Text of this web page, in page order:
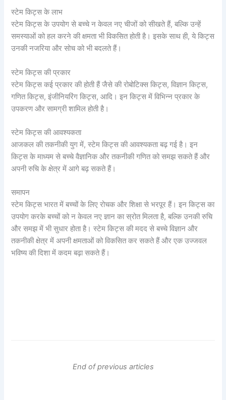
स्टेम किट्स के लाभ
स्टेम किट्स के उपयोग से बच्चे न केवल नए चीजों को सीखते हैं, बल्कि उन्हें
समस्याओं को हल करने की क्षमता भी विकसित होती है। इसके साथ ही, ये किट्स
उनकी नजरिया और सोच को भी बदलते हैं।
स्टेम किट्स की प्रकार
स्टेम किट्स कई प्रकार की होती हैं जैसे की रोबोटिक्स किट्स, विज्ञान किट्स,
गणित किट्स, इंजीनियरिंग किट्स, आदि। इन किट्स में विभिन्न प्रकार के
उपकरण और सामग्री शामिल होती है।
स्टेम किट्स की आवश्यकता
आजकल की तकनीकी युग में, स्टेम किट्स की आवश्यकता बढ़ गई है। इन
किट्स के माध्यम से बच्चे वैज्ञानिक और तकनीकी गणित को समझ सकते हैं और
अपनी रुचि के क्षेत्र में आगे बढ़ सकते हैं।
समापन
स्टेम किट्स भारत में बच्चों के लिए रोचक और शिक्षा से भरपूर हैं। इन किट्स का
उपयोग करके बच्चों को न केवल नए ज्ञान का स्रोत मिलता है, बल्कि उनकी रुचि
और समझ में भी सुधार होता है। स्टेम किट्स की मदद से बच्चे विज्ञान और
तकनीकी क्षेत्र में अपनी क्षमताओं को विकसित कर सकते हैं और एक उज्जवल
भविष्य की दिशा में कदम बढ़ा सकते हैं।
End of previous articles